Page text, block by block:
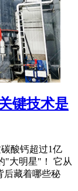
键技术是
酸钙超过1亿
"大明星"！ 它从
后藏着哪些秘